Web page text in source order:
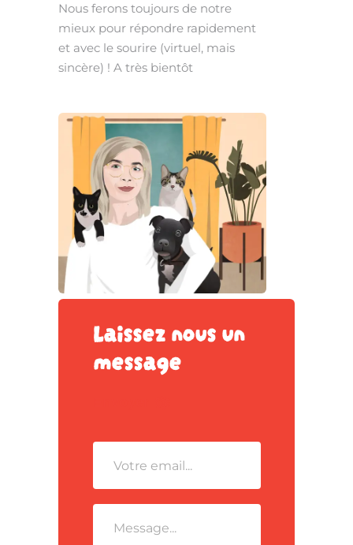
Nous ferons toujours de notre
mieux pour répondre rapidement
et avec le sourire (virtuel, mais
sincère) ! A très bientôt
Laissez nous un
message